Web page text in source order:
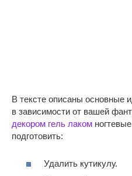
В тексте описаны основные
в зависимости от вашей
декором гель лаком
подготовить:
Удалить кутикулу.